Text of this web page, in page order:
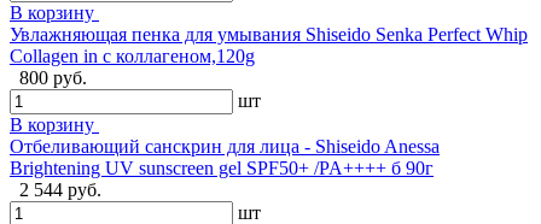
В корзину
Увлажняющая пенка для умывания Shiseido Senka Perfect Whip
Collagen in с коллагеном,120g
800 руб.
шт
В корзину
Отбеливающий санскрин для лица - Shiseido Anessa
Brightening UV sunscreen gel SPF50+ /PA++++ б 90г
2 544 руб.
шт